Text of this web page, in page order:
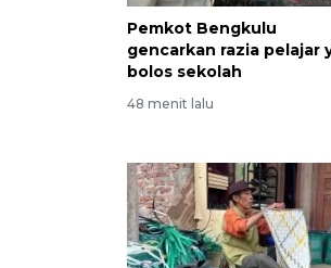
Pemkot Bengkulu
gencarkan razia pelajar
bolos sekolah
48 menit lalu